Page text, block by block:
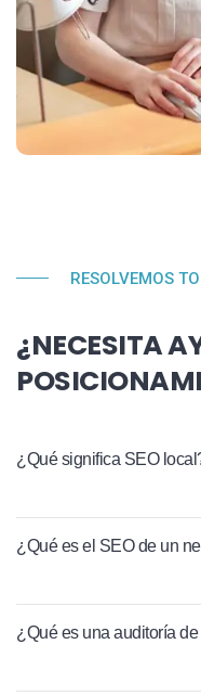
RESOLVEMOS
¿NECESITA
¿Qué significa SEO
¿Qué es el SEO de un
¿Qué es una auditoría